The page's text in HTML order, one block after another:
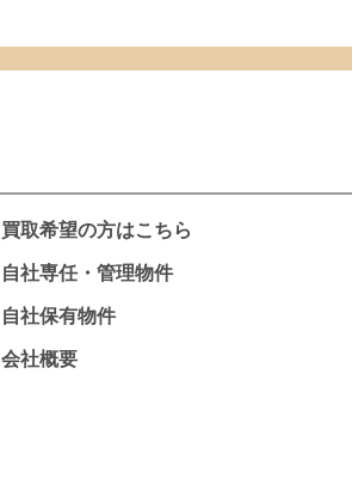
買取希望の方はこちら
自社専任・管理物件
自社保有物件
会社概要